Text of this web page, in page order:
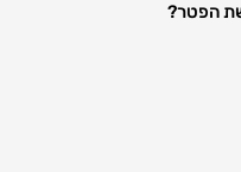
הפטר?